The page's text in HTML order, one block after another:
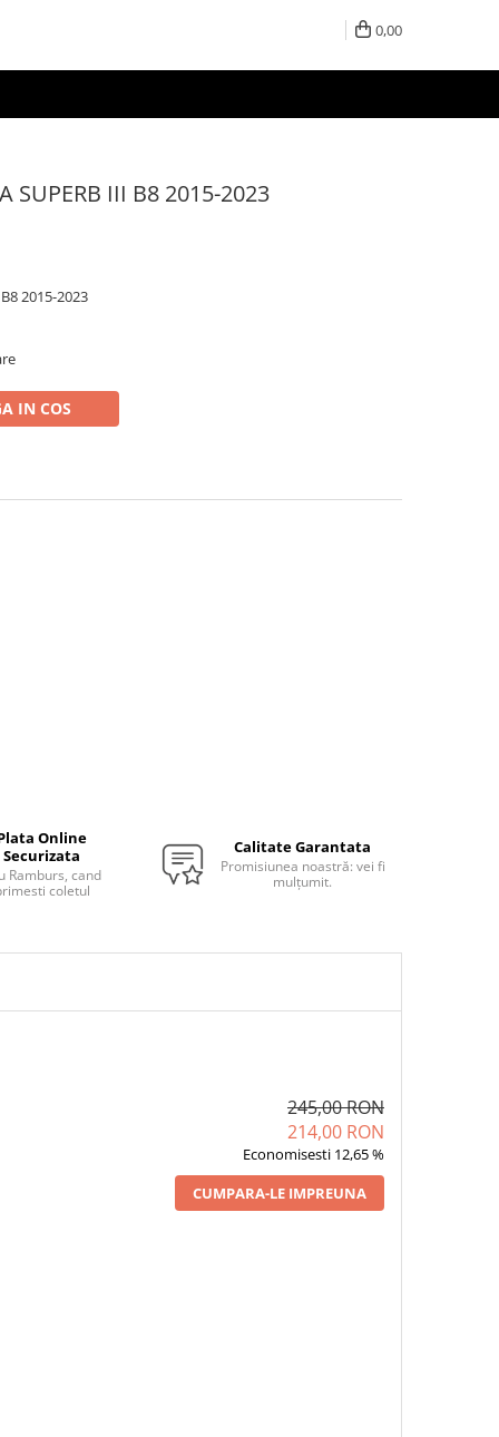
0,00
SUPERB III B8 2015-2023
2015-2023
IN COS
Online
Securizata
Ramburs, cand
coletul
Calitate Garantata
Promisiunea noastră: vei fi
mulțumit.
245,00 RON
214,00 RON
Economisesti 12,65 %
CUMPARA-LE IMPREUNA